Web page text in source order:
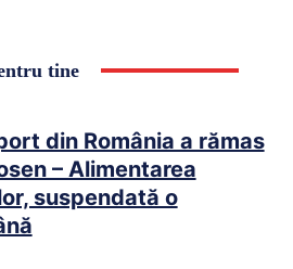
tine
din România a rămas
– Alimentarea
suspendată o